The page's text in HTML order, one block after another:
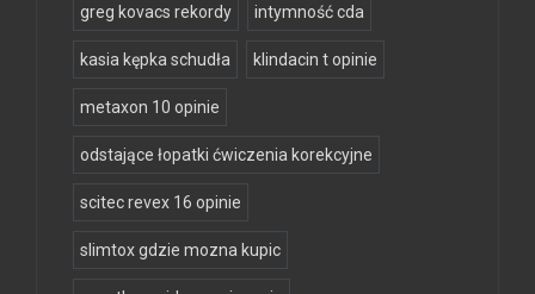
greg kovacs rekordy intymność cda
kasia kępka schudła klindacin t opinie
metaxon 10 opinie
odstające łopatki ćwiczenia korekcyjne
scitec revex 16 opinie
slimtox gdzie mozna kupic